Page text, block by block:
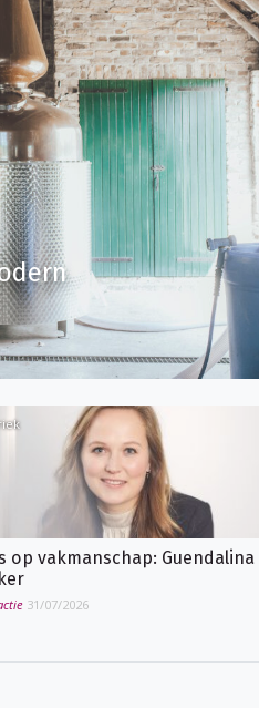
op vakmanschap: Guendalina
31/07/2026